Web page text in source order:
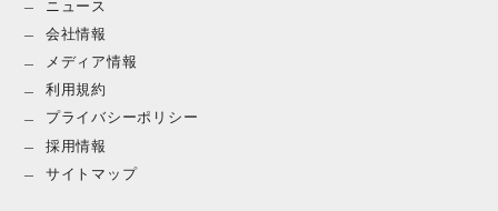
ニュース
会社情報
メディア情報
利用規約
プライバシーポリシー
採用情報
サイトマップ